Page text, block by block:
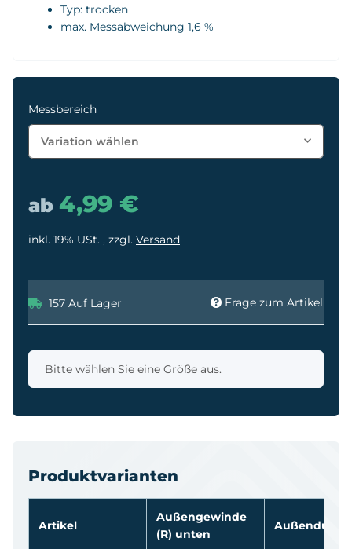
Typ: trocken
max. Messabweichung 1,6 %
Messbereich
Variation wählen
ab 4,99 €
inkl. 19% USt. , zzgl. Versand
157 Auf Lager Frage zum Artikel
x
Bitte wählen Sie eine Größe aus.
Produktvarianten
Artikel
Außengewinde
(R) unten